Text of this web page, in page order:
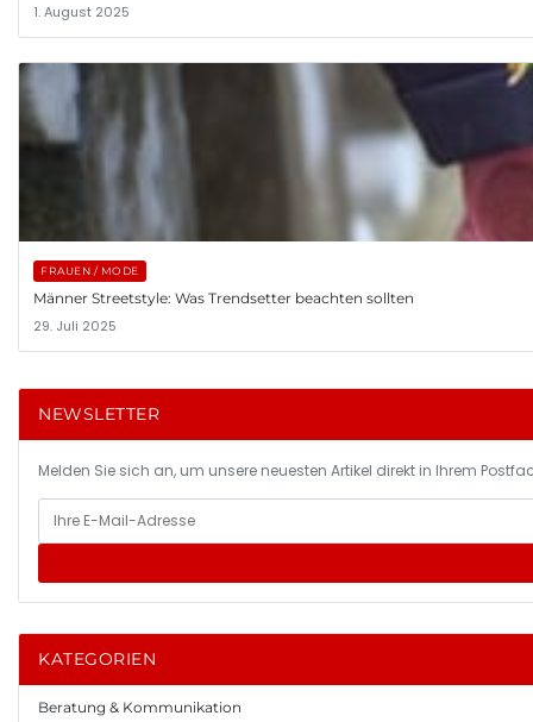
1. August 2025
FRAUEN / MODE
Männer Streetstyle: Was Trendsetter beachten sollten
29. Juli 2025
NEWSLETTER
Melden Sie sich an, um unsere neuesten Artikel direkt in Ihrem
KATEGORIEN
Beratung & Kommunikation